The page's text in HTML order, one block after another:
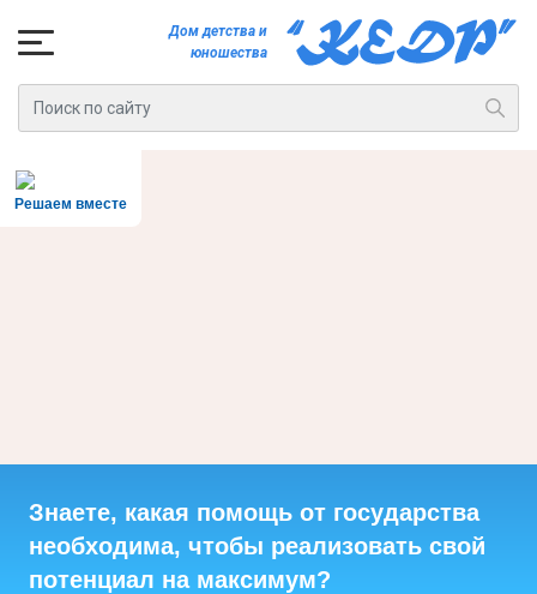
Дом детства и
юношества
Решаем вместе
Знаете, какая помощь от государства
необходима, чтобы реализовать свой
потенциал на максимум?